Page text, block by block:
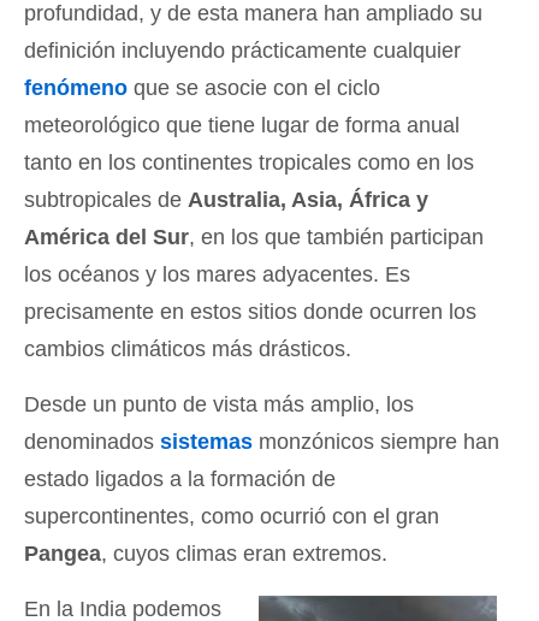
profundidad, y de esta manera han ampliado su
definición incluyendo prácticamente cualquier
fenómeno que se asocie con el ciclo
meteorológico que tiene lugar de forma anual
tanto en los continentes tropicales como en los
subtropicales de Australia, Asia, África y
América del Sur, en los que también participan
los océanos y los mares adyacentes. Es
precisamente en estos sitios donde ocurren los
cambios climáticos más drásticos.
Desde un punto de vista más amplio, los
denominados sistemas monzónicos siempre han
estado ligados a la formación de
supercontinentes, como ocurrió con el gran
Pangea, cuyos climas eran extremos.
En la India podemos